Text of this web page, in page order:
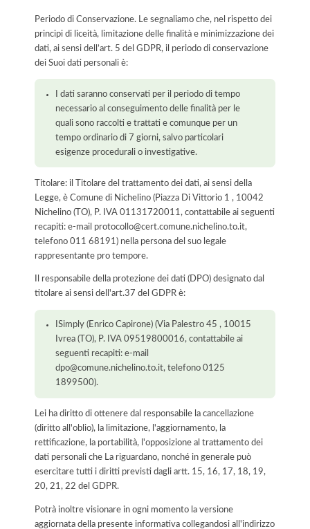
Periodo di Conservazione. Le segnaliamo che, nel rispetto dei
principi di liceità, limitazione delle finalità e minimizzazione dei
dati, ai sensi dell’art. 5 del GDPR, il periodo di conservazione
dei Suoi dati personali è:
I dati saranno conservati per il periodo di tempo
necessario al conseguimento delle finalità per le
quali sono raccolti e trattati e comunque per un
tempo ordinario di 7 giorni, salvo particolari
esigenze procedurali o investigative.
Titolare: il Titolare del trattamento dei dati, ai sensi della
Legge, è Comune di Nichelino (Piazza Di Vittorio 1 , 10042
Nichelino (TO), P. IVA 01131720011, contattabile ai seguenti
recapiti: e-mail protocollo@cert.comune.nichelino.to.it,
telefono 011 68191) nella persona del suo legale
rappresentante pro tempore.
Il responsabile della protezione dei dati (DPO) designato dal
titolare ai sensi dell'art.37 del GDPR è:
ISimply (Enrico Capirone) (Via Palestro 45 , 10015
Ivrea (TO), P. IVA 09519800016, contattabile ai
seguenti recapiti: e-mail
dpo@comune.nichelino.to.it, telefono 0125
1899500).
Lei ha diritto di ottenere dal responsabile la cancellazione
(diritto all'oblio), la limitazione, l'aggiornamento, la
rettificazione, la portabilità, l'opposizione al trattamento dei
dati personali che La riguardano, nonché in generale può
esercitare tutti i diritti previsti dagli artt. 15, 16, 17, 18, 19,
20, 21, 22 del GDPR.
Potrà inoltre visionare in ogni momento la versione
aggiornata della presente informativa collegandosi all'indirizzo